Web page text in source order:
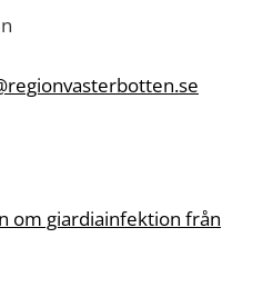
om giardiainfektion från